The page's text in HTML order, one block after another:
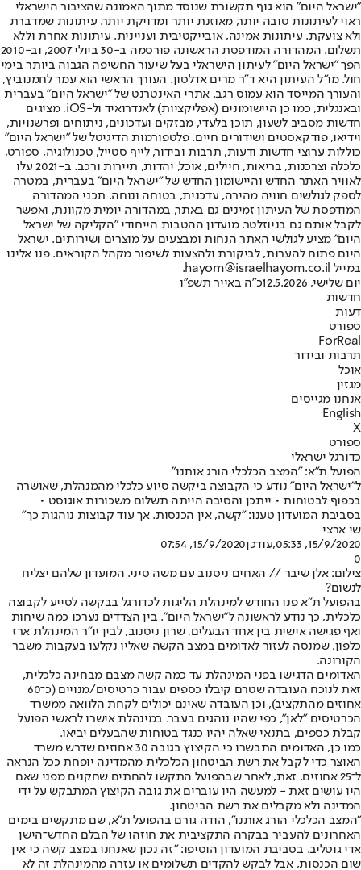
"ישראל היום" הוא גוף תקשורת שנוסד מתוך האמונה שהציבור הישראלי
ראוי לעיתונות טובה יותר, מאוזנת יותר ומדויקת יותר. עיתונות שמדברת
ולא צועקת. עיתונות אמינה, אובייקטיבית ועניינית. עיתונות אחרת וללא
תשלום. המהדורה המודפסת הראשונה פורסמה ב-30 ביולי 2007, וב-2010
הפך "ישראל היום" לעיתון הישראלי בעל שיעור החשיפה הגבוה ביותר בימי
חול. מו"ל העיתון היא ד"ר מרים אדלסון. העורך הראשי הוא עמר לחמנוביץ,
והעורך המייסד הוא עמוס רגב. אתרי האינטרנט של "ישראל היום" בעברית
ובאנגלית, כמו כן היישומונים (אפליקציות) לאנדרואיד ול-iOS, מציגים
חדשות מסביב לשעון, תוכן בלעדי, מבזקים ועדכונים, ניתוחים ופרשנויות,
וידיאו, פודקאסטים ושידורים חיים. פלטפורמות הדיגיטל של "ישראל היום"
כוללות ערוצי חדשות ודעות, תרבות ובידור, לייף סטייל, טכנולוגיה, ספורט,
כלכלה וצרכנות, בריאות, חיילים, אוכל, יהדות, תיירות ורכב. ב-2021 עלו
לאוויר האתר החדש והיישומון החדש של "ישראל היום" בעברית, במטרה
לספק לגולשים חוויה מהירה, עדכנית, בטוחה ונוחה. תכני המהדורה
המודפסת של העיתון זמינים גם באתר, במהדורה יומית מקוונת, ואפשר
לקבל אותם גם בניוזלטר. מועדון ההטבות הייחודי "הקליקה של ישראל
היום" מציע לגולשי האתר הנחות ומבצעים על מוצרים ושירותים. ישראל
היום פתוח להערות, לביקורת ולהצעות לשיפור מקהל הקוראים. פנו אלינו
במייל hayom@israelhayom.co.il.
יום שלישי, 12.5.2026
כ"ה באייר תשפ"ו
חדשות
דעות
ספורט
ForReal
תרבות ובידור
אוכל
מגזין
אנחנו מגייסים
English
X
ספורט
כדורגל ישראלי
הפועל ת"א: "המצב הכלכלי הורג אותנו"
ל"ישראל היום" נודע כי הקבוצה ביקשה סיוע כלכלי מהמנהלת, שאושרה
בכפוף לבטוחות • ייתכן והסיבה הייתה תשלום משכורות אוגוסט •
בסביבת המועדון טענו: "קשה, אין הכנסות. אך עוד קבוצות נוהגות כך"
שי ארצי
15/9/2020, 05:33
,עודכן15/9/2020, 07:54
0
צילום: אלן שיבר // האחים ניסנוב עם משה סיני. המועדון שלהם יצליח
לנשום?
בהפועל ת"א פנו החודש למינהלת הליגות לכדורגל בבקשה לסייע לקבוצה
כלכלית, כך נודע לראשונה ל"ישראל היום". בין הצדדים נערכו כמה שיחות
ואף פגישה אישית בין אחד הבעלים, שרון ניסנוב, לבין יו"ר המינהלת ארז
כלפון, שמנסה לעזור לאדומים במצב הקשה שאליו נקלעו בעקבות משבר
הקורונה.
האדומים הדגישו בפני המינהלת עד כמה קשה מצבם מבחינה כלכלית,
זאת לנוכח העובדה שטרם קיבלו כספים עבור כרטיסים/מנויים (כ־60
אחוזים מהתקציב), וכן העובדה שאינם יכולים לקחת הלוואה ממשרד
הכרטיסים "לאן", כפי שהיו נוהגים בעבר. במינהלת אישרו לראשי הפועל
קבלת כספים, בתנאי שאלה יהיו כנגד בטוחות שהבעלים יביאו.
כמו כן, האדומים התבשרו כי הקיצוץ בגובה 30 אחוזים שדרש משרד
האוצר כדי לקבל את רשת הביטחון הכלכלית מהמדינה יופחת ככל הנראה
ל־25 אחוזים. זאת, לאחר שבהפועל התקשו להחתים שחקנים מפני שאם
היו עושים זאת - למעשה היו עוברים את גובה הקיצוץ המתבקש על ידי
המדינה ולא מקבלים את רשת הביטחון.
"המצב הכלכלי הורג אותנו", הודה גורם בהפועל ת"א, שם מתקשים בימים
האחרונים להעביר בבקרה התקציבית את חוזהו של הבלם החדש־הישן
אדי גוטליב. בסביבת המועדון הוסיפו: "זה נכון שאנחנו במצב קשה כי אין
שום הכנסות, אבל לבקש להקדים תשלומים או עזרה מהמינהלת זה לא